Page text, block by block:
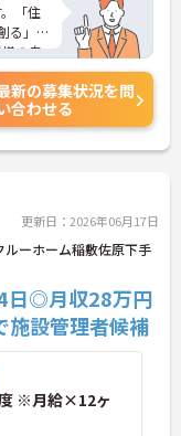
「住
」
の自
で、W
身の
世代が
ター
しま
る環
って
を有
方は
わせ
新の募集状況を問
合わせる
更新日：2026年06月17日
ーホーム稲敷佐原下手
日◎月収28万円
設管理者候補
※月給×12ヶ